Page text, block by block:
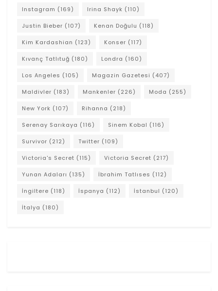
Instagram (169) Irina Shayk (110)
Justin Bieber (107) Kenan Doğulu (118)
Kim Kardashian (123) Konser (117)
Kıvanç Tatlıtuğ (180) Londra (160)
Los Angeles (105) Magazin Gazetesi (407)
Maldivler (183) Mankenler (226) Moda (255)
New York (107) Rihanna (218)
Serenay Sarıkaya (116) Sinem Kobal (116)
Survivor (212) Twitter (109)
Victoria's Secret (115) Victoria Secret (217)
Yunan Adaları (135) İbrahim Tatlıses (112)
İngiltere (118) İspanya (112) İstanbul (120)
İtalya (180)